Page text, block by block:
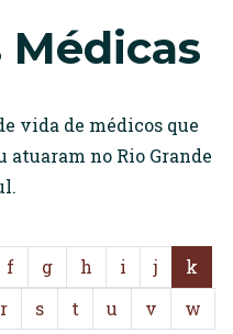
vida de médicos que
atuaram no Rio Grande
f g h i j
k
r s t u v
w